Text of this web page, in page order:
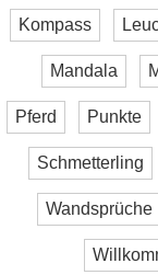
Kompass
Mandala
Pferd Punkte
Schmetterling
Wandsprüche